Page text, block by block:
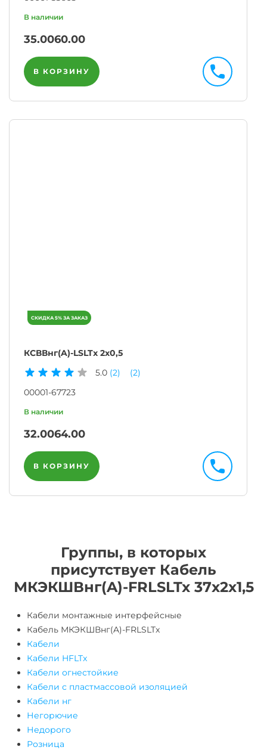
35.0060.00
В КОРЗИНУ
КСВВнг(A)-LSLTx 2х0,5
5.0 (2)
(2)
00001-67723
32.0064.00
В КОРЗИНУ
Группы, в которых
присутствует Кабель
МКЭКШВнг(A)-FRLSLTx 37х2х1,5
Кабели монтажные интерфейсные
Кабель МКЭКШВнг(A)-FRLSLTx
Кабели
Кабели HFLTx
Кабели огнестойкие
Кабели с пластмассовой изоляцией
Кабели нг
Негорючие
Недорого
Розница